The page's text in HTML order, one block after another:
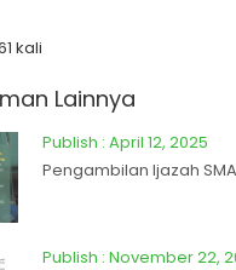
kali
Lainnya
Publish : April 12, 2025
Pengambilan Ijazah
Publish : November 22,